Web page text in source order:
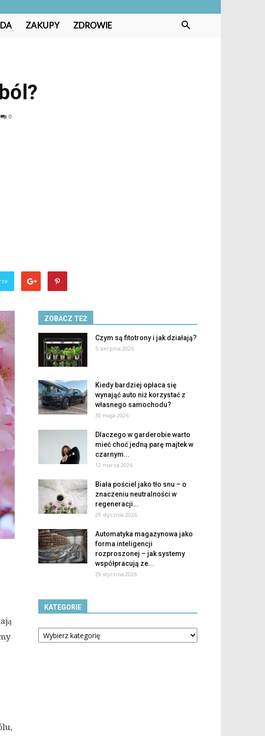
ZAKUPY ZDROWIE
0
ZOBACZ TEŻ
Czym są fitotrony i jak działają?
5 sierpnia 2026
Kiedy bardziej opłaca się
wynająć auto niż korzystać z
własnego samochodu?
30 maja 2026
Dlaczego w garderobie warto
mieć choć jedną parę majtek w
czarnym...
12 marca 2026
Biała pościel jako tło snu – o
znaczeniu neutralności w
regeneracji...
29 stycznia 2026
Automatyka magazynowa jako
forma inteligencji
rozproszonej – jak systemy
współpracują ze...
29 stycznia 2026
KATEGORIE
Kategorie